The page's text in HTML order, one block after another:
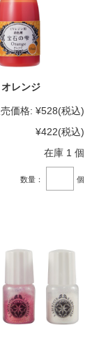
レンジ
価格: ¥528(税込)
¥422(税込)
在庫 1 個
数量： 個